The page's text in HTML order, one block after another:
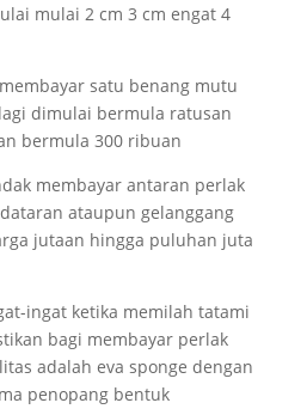
mulai 2 cm 3 cm engat 4
satu benang mutu
dimulai bermula ratusan
bermula 300 ribuan
membayar antaran perlak
ataupun gelanggang
jutaan hingga puluhan juta
ingat ketika memilah tatami
bagi membayar perlak
adalah eva sponge dengan
penopang bentuk